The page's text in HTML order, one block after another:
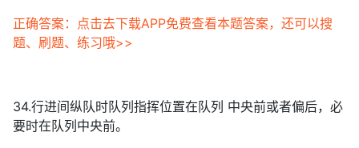
正确答案：点击去下载APP免费查看本题答案，还可以搜
题、刷题、练习哦>>
34.行进间纵队时队列指挥位置在队列 中央前或者偏后，必
要时在队列中央前。